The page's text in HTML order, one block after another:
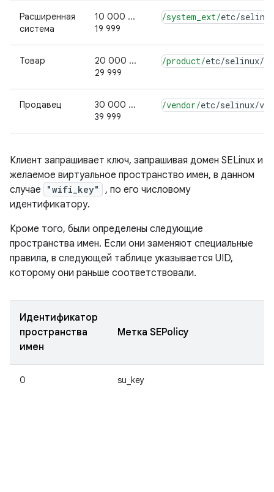
Расширенная
система
10 000 ...
19 999
/system_ext/etc/selinux
Товар
20 000 ...
29 999
/product/etc/selinux/
Продавец
30 000 ...
39 999
/vendor/etc/selinux/
Клиент запрашивает ключ, запрашивая домен SELinux и
желаемое виртуальное пространство имен, в данном
случае
"wifi_key"
, по его числовому
идентификатору.
Кроме того, были определены следующие
пространства имен. Если они заменяют специальные
правила, в следующей таблице указывается UID,
которому они раньше соответствовали.
Идентификатор
пространства
имен
Метка SEPolicy
0 su_key